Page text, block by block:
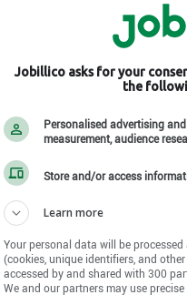
0C4
Jobillico asks for your
the
Personalised advertising
measurement, audience
Store and/or access
Learn more
Your personal data will be
(cookies, unique identifiers, and
accessed by and shared with 300
We and our partners may use